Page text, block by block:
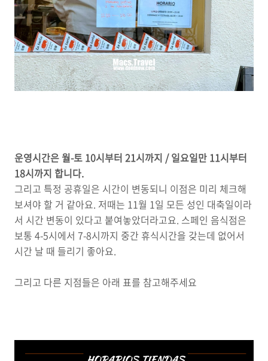
운영시간은 월-토 10시부터 21시까지 / 일요일만 11시부터
18시까지 합니다.
그리고 특정 공휴일은 시간이 변동되니 이점은 미리 체크해
보셔야 할 거 같아요. 저때는 11월 1일 모든 성인 대축일이라
서 시간 변동이 있다고 붙여놓았더라고요. 스페인 음식점은
보통 4-5시에서 7-8시까지 중간 휴식시간을 갖는데 없어서
시간 날 때 들리기 좋아요.
그리고 다른 지점들은 아래 표를 참고해주세요